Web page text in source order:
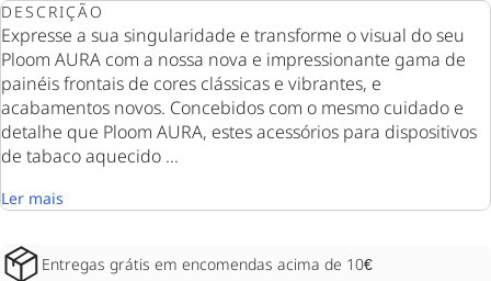
DESCRIÇÃO
Expresse a sua singularidade e transforme o visual do seu
Ploom AURA com a nossa nova e impressionante gama de
painéis frontais de cores clássicas e vibrantes, e
acabamentos novos. Concebidos com o mesmo cuidado e
detalhe que Ploom AURA, estes acessórios para dispositivos
de tabaco aquecido ...
Ler mais
Entregas grátis em encomendas acima de 10€